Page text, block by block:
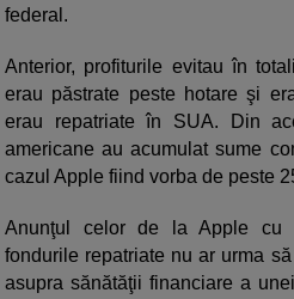
federal.
Anterior, profiturile evitau în
erau păstrate peste hotare şi
erau repatriate în SUA. Din
americane au acumulat sume
cazul Apple fiind vorba de peste
Anunţul celor de la Apple cu
fondurile repatriate nu ar urma
asupra sănătăţii financiare a